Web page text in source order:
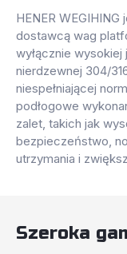
HENER
dostawcą wag
wyłącznie
nierdzewnej 304/
niespełniającej
podłogowe
zalet, takich jak
bezpieczeństwo,
utrzymania i
Szeroka